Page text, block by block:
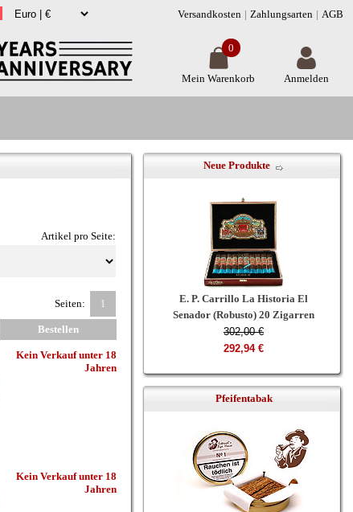
Versandkosten Zahlungsarten AGB
Anmelden
Mein Warenkorb
0
Artikel pro Seite:
Seiten: 1
Bestellen
Kein Verkauf unter 18
Jahren
Kein Verkauf unter 18
Jahren
Neue Produkte
E. P. Carrillo La Historia El
Senador (Robusto) 20 Zigarren
302,00 €
292,94 €
Pfeifentabak